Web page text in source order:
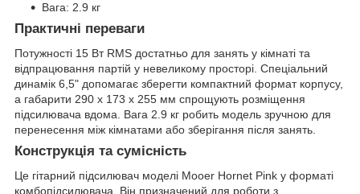
Вага: 2.9 кг
Практичні переваги
Потужності 15 Вт RMS достатньо для занять у кімнаті та
відпрацювання партій у невеликому просторі. Спеціальний
динамік 6,5" допомагає зберегти компактний формат корпусу,
а габарити 290 x 173 x 255 мм спрощують розміщення
підсилювача вдома. Вага 2.9 кг робить модель зручною для
перенесення між кімнатами або зберігання після занять.
Конструкція та сумісність
Це гітарний підсилювач моделі Mooer Hornet Pink у форматі
комбопідсилювача. Він призначений для роботи з